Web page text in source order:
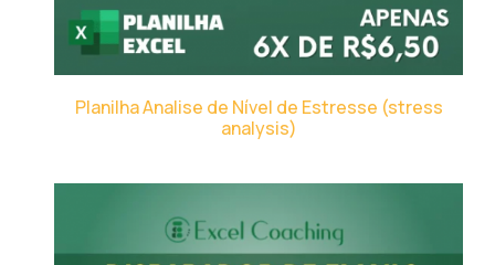
Planilha Analise de Nível de Estresse (stress
analysis)